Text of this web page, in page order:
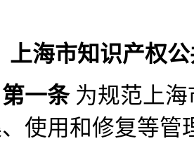
上海市知识产权
第一条为规范上海
使用和修复等管